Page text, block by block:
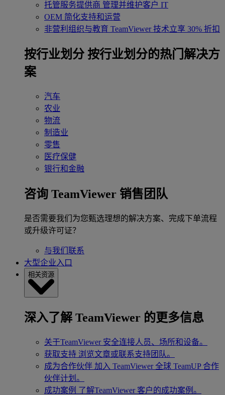
托管服务提供商 管理并维护客户 IT
OEM 简化支持和运营
非营利组织与教育 TeamViewer 技术立享 30% 折扣
‌按行业划分 按行业划分的热门解决方
案
汽车
农业
物流
制造业
零售
医疗保健
银行和金融
咨询 TeamViewer 销售团队
是否需要我们为您甄选理想的解决方案、完成下单流程
或升级许可证？
与我们联系
大型企业入口
相关资源
深入了解 TeamViewer 的更多信息
关于TeamViewer 安全连接人员、场所和设备。
获取支持 浏览文章或联系支持团队。
成为合作伙伴 加入 TeamViewer 全球 TeamUP 合作
伙伴计划。
成功案例 了解TeamViewer 客户的成功案例。